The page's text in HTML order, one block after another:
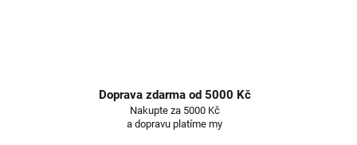
Doprava zdarma od 5000 Kč
Nakupte za 5000 Kč
a dopravu platíme my